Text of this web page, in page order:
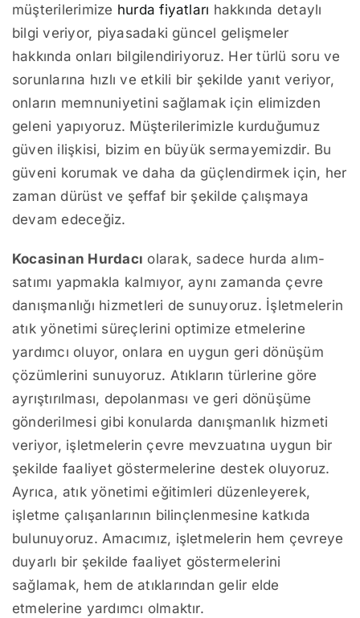
müşterilerimize hurda fiyatları hakkında detaylı
bilgi veriyor, piyasadaki güncel gelişmeler
hakkında onları bilgilendiriyoruz. Her türlü soru ve
sorunlarına hızlı ve etkili bir şekilde yanıt veriyor,
onların memnuniyetini sağlamak için elimizden
geleni yapıyoruz. Müşterilerimizle kurduğumuz
güven ilişkisi, bizim en büyük sermayemizdir. Bu
güveni korumak ve daha da güçlendirmek için, her
zaman dürüst ve şeffaf bir şekilde çalışmaya
devam edeceğiz.
Kocasinan Hurdacı olarak, sadece hurda alım-
satımı yapmakla kalmıyor, aynı zamanda çevre
danışmanlığı hizmetleri de sunuyoruz. İşletmelerin
atık yönetimi süreçlerini optimize etmelerine
yardımcı oluyor, onlara en uygun geri dönüşüm
çözümlerini sunuyoruz. Atıkların türlerine göre
ayrıştırılması, depolanması ve geri dönüşüme
gönderilmesi gibi konularda danışmanlık hizmeti
veriyor, işletmelerin çevre mevzuatına uygun bir
şekilde faaliyet göstermelerine destek oluyoruz.
Ayrıca, atık yönetimi eğitimleri düzenleyerek,
işletme çalışanlarının bilinçlenmesine katkıda
bulunuyoruz. Amacımız, işletmelerin hem çevreye
duyarlı bir şekilde faaliyet göstermelerini
sağlamak, hem de atıklarından gelir elde
etmelerine yardımcı olmaktır.